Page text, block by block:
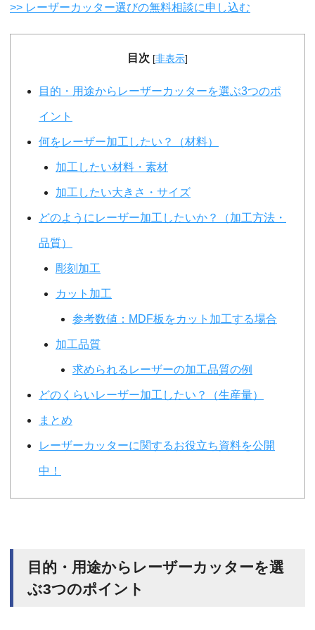
>> レーザーカッター選びの無料相談に申し込む
目次 [非表示]
目的・用途からレーザーカッターを選ぶ3つのポ
イント
何をレーザー加工したい？（材料）
加工したい材料・素材
加工したい大きさ・サイズ
どのようにレーザー加工したいか？（加工方法・
品質）
彫刻加工
カット加工
参考数値：MDF板をカット加工する場合
加工品質
求められるレーザーの加工品質の例
どのくらいレーザー加工したい？（生産量）
まとめ
レーザーカッターに関するお役立ち資料を公開
中！
目的・用途からレーザーカッターを選
ぶ3つのポイント